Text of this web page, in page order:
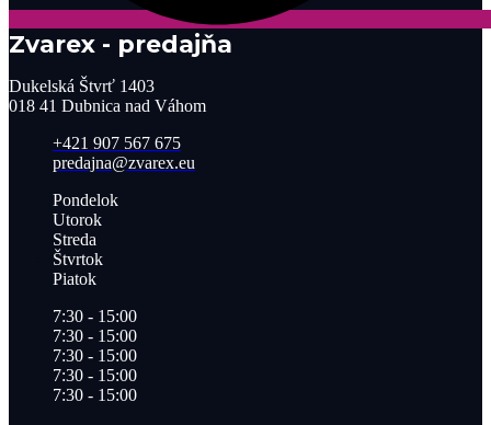
Zvarex - predajňa
Dukelská Štvrť 1403
018 41 Dubnica nad Váhom
+421 907 567 675
predajna@zvarex.eu
Pondelok
Utorok
Streda
Štvrtok
Piatok
7:30 - 15:00
7:30 - 15:00
7:30 - 15:00
7:30 - 15:00
7:30 - 15:00